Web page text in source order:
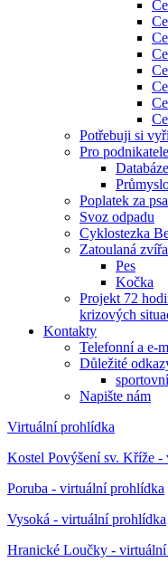
Potřebuji si
Pro podnikatele
Poplatek za psa
Svoz odpadu
Cyklostezka
Zatoulaná
Pes
Kočka
Projekt 72
krizových
Kontakty
Telefonní a e-
Důležité
Napište nám
Virtuální prohlídka
Kostel Povýšení sv. Kříže
Poruba - virtuální prohlídka
Vysoká - virtuální prohlídka
Hranické Loučky -